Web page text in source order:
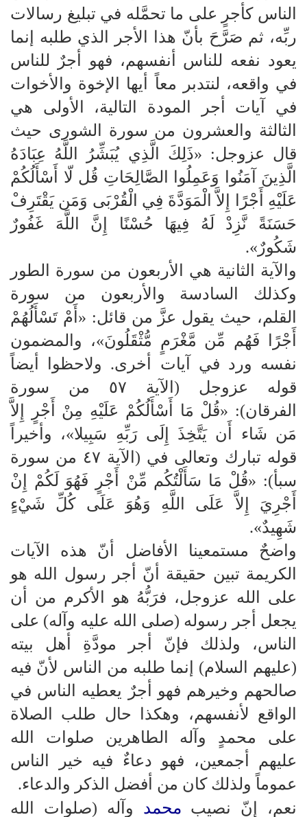
الناس كأجرٍ على ما تحمَّله في تبليغ رسالات
ربِّه، ثم صَرَّحَ بأنّ هذا الأجر الذي طلبه إنما
يعود نفعه للناس أنفسهم، فهو أجرٌ للناس
في واقعه، لنتدبر معاً أيها الإخوة والأخوات
في آيات أجر المودة التالية، الأولى هي
الثالثة والعشرون من سورة الشورى حيث
قال عزوجل: «ذَلِكَ الَّذِي يُبَشِّرُ اللَّهُ عِبَادَهُ
الَّذِينَ آمَنُوا وَعَمِلُوا الصَّالِحَاتِ قُل لّا أَسْأَلُكُمْ
عَلَيْهِ أَجْرًا إِلاَّ الْمَوَدَّةَ فِي الْقُرْبَى وَمَن يَقْتَرِفْ
حَسَنَةً نَّزِدْ لَهُ فِيهَا حُسْنًا إِنَّ اللَّهَ غَفُورٌ
شَكُورٌ».
والآية الثانية هي الأربعون من سورة الطور
وكذلك السادسة والأربعون من سورة
القلم، حيث يقول عزَّ من قائل: «أَمْ تَسْأَلُهُمْ
أَجْرًا فَهُم مِّن مَّغْرَمٍ مُّثْقَلُونَ»، والمضمون
نفسه ورد في آيات أخرى. ولاحظوا أيضاً
قوله عزوجل (الآية ٥۷ من سورة
الفرقان): «قُلْ مَا أَسْأَلُكُمْ عَلَيْهِ مِنْ أَجْرٍ إِلاَّ
مَن شَاء أَن يَتَّخِذَ إِلَى رَبِّهِ سَبِيلا»، وأخيراً
قوله تبارك وتعالى في (الآية ٤۷ من سورة
سبأ): «قُلْ مَا سَأَلْتُكُم مِّنْ أَجْرٍ فَهُوَ لَكُمْ إِنْ
أَجْرِيَ إِلاَّ عَلَى اللَّهِ وَهُوَ عَلَى كُلِّ شَيْءٍ
شَهِيدٌ».
واضحٌ مستمعينا الأفاضل أنّ هذه الآيات
الكريمة تبين حقيقة أنّ أجر رسول الله هو
على الله عزوجل، فرَبُّهُ هو الأكرم من أن
يجعل أجر رسوله (صلى الله عليه وآله) على
الناس، ولذلك فإنّ أجر مودَّةِ أهل بيته
(عليهم السلام) إنما طلبه من الناس لأنّ فيه
صالحهم وخيرهم فهو أجرٌ يعطيه الناس في
الواقع لأنفسهم، وهكذا حال طلب الصلاة
على محمدٍ وآله الطاهرين صلوات الله
عليهم أجمعين، فهو دعاءٌ فيه خير الناس
عموماً ولذلك كان من أفضل الذكر والدعاء.
نعم، إنّ نصيب محمد وآله (صلوات الله